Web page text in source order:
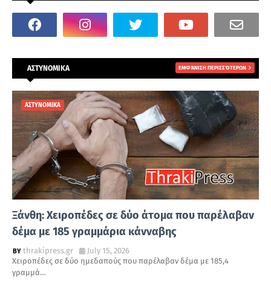
ΑΣΤΥΝΟΜΙΚΑ ΕΜΦΆΝΙΣΗ ΠΕΡΙΣΣΌΤΕΡΩΝ
ΑΣΤΥΝΟΜΙΚΑ
Ξάνθη: Χειροπέδες σε δύο άτομα που παρέλαβαν
δέμα με 185 γραμμάρια κάνναβης
thrakipress.gr
July 15, 2026
Χειροπέδες σε δύο ημεδαπούς που παρέλαβαν δέμα με 185,4
γραμμά…